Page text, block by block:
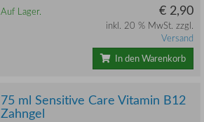
Auf Lager. € 2,90
inkl. 20 % MwSt. zzgl.
Versand
In den Warenkorb
75 ml Sensitive Care Vitamin B12
Zahngel